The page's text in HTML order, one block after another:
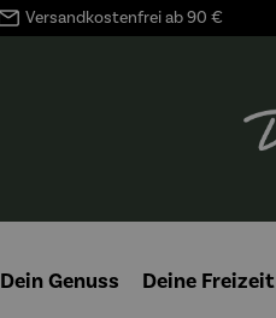
Versandkostenfrei ab 90 €
Dein Genuss Deine Freizeit